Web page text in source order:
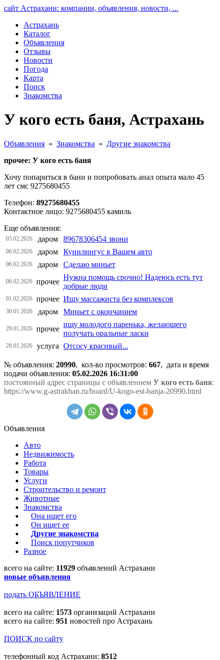
сайт Астрахани: компании, объявления, новости, ...
Астрахань
Каталог
Объявления
Отзывы
Новости
Погода
Карта
Поиск
Знакомства
У кого есть баня, Астрахань
Объявления » Знакомства » Другие знакомства
прочее: У кого есть баня
Хочу попариться в бани и попробовать анал опыта мало 45
лет смс 9275680455
Телефон: 89275680455
Контактное лицо: 9275680455 камиль
Еще объявления:
05.02.2026 даром 89678306454 звони
06.02.2026 даром Кунилингус в Вашем авто
06.02.2026 даром Сделаю миньет
06.02.2026 прочее
Нужна помощь срочно! Надеюсь есть тут
добрые люди
01.02.2026 прочее Ищу массажиста без комплексов
30.01.2026 даром Миньет с окончанием
29.01.2026 прочее
ищу молодого паренька, желающего
получать оральные ласки
28.01.2026 услуга Отсосу красивый...
№ объявления: 20990, кол-во просмотров: 667, дата и время
подачи объявления: 05.02.2026 16:31:00
постоянный адрес страницы с объявлением У кого есть баня:
https://www.g-astrakhan.ru/board/U-kogo-est-banja-20990.html
Объявления
Авто
Недвижимость
Работа
Товары
Услуги
Строительство и ремонт
Животные
Знакомства
Она ищет его
Он ищет ее
Другие знакомства
Поиск попутчиков
Разное
всего на сайте: 11929 объявлений Астрахани
новые объявления
подать ОБЪЯВЛЕНИЕ
всего на сайте: 1573 организаций Астрахани
всего на сайте: 951 новостей про Астрахань
ПОИСК по сайту
телефонный код Астрахани: 8512